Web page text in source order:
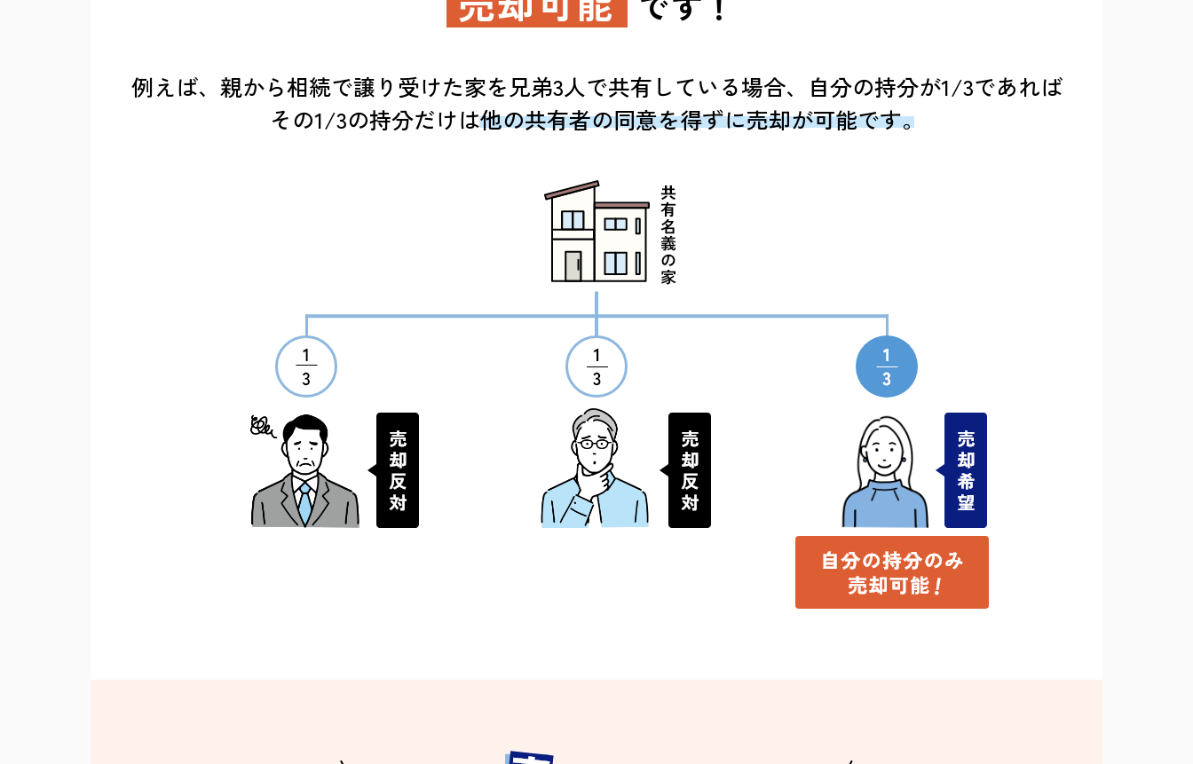
例えば、親から相続で譲り受けた家を兄弟3人で共有している場合、自分の持分が1/3であれば
その1/3の持分だけは他の共有者の同意を得ずに売却が可能です。